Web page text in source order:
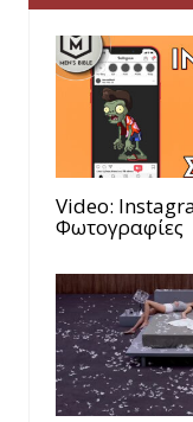
Video:
Φωτογραφίες